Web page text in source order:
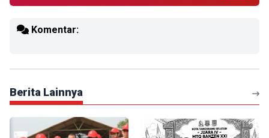
Komentar:
Berita Lainnya